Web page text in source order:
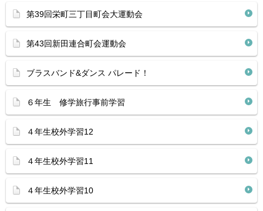
第39回栄町三丁目町会大運動会
第43回新田連合町会運動会
ブラスバンド&ダンス パレード！
６年生 修学旅行事前学習
４年生校外学習12
４年生校外学習11
４年生校外学習10